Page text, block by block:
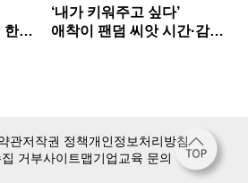
한계
‘내가 키워주고 싶다’
애착이 팬덤 씨앗 시간·감정
관저작권 정책개인정보처리방침
거부사이트맵기업교육 문의